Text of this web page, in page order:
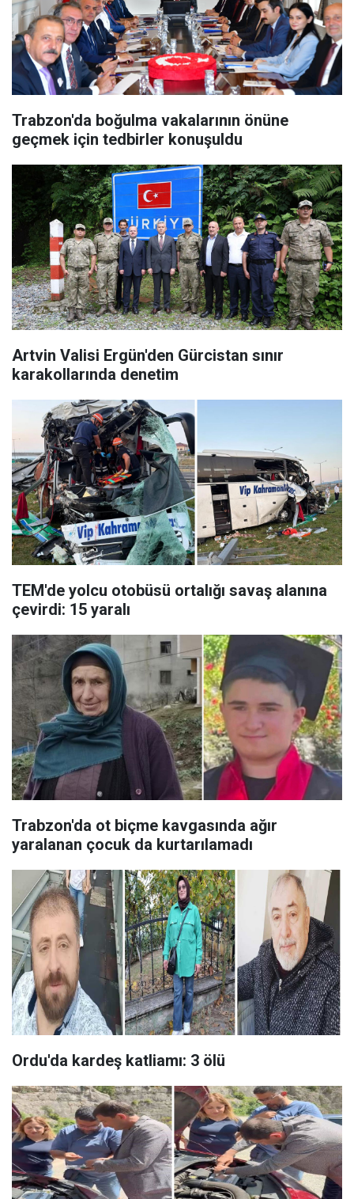
Trabzon'da boğulma vakalarının önüne
geçmek için tedbirler konuşuldu
Artvin Valisi Ergün'den Gürcistan sınır
karakollarında denetim
TEM'de yolcu otobüsü ortalığı savaş alanına
çevirdi: 15 yaralı
Trabzon'da ot biçme kavgasında ağır
yaralanan çocuk da kurtarılamadı
Ordu'da kardeş katliamı: 3 ölü